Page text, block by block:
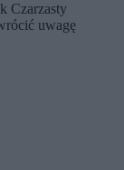
Czarzasty
uwagę